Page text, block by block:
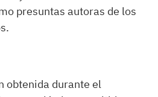
presuntas autoras de los
obtenida durante el